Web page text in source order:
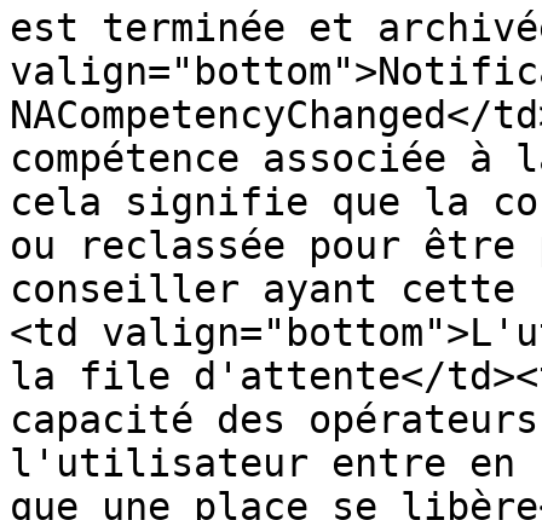
est terminée et
compétence associée à
cela signifie que la
ou reclassée pour être
conseiller ayant cette
<td
la file d'attente</
capacité des
l'utilisateur entre en
que une place se